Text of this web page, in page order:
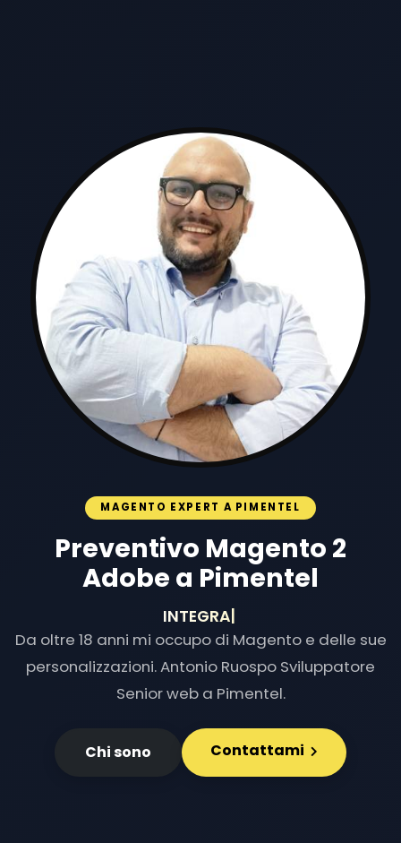
MAGENTO EXPERT A PIMENTEL
Preventivo Magento 2
Adobe a Pimentel
INTEGRAZIONI E
Da oltre 18 anni mi occupo di Magento e delle sue
personalizzazioni. Antonio Ruospo Sviluppatore
Senior web a Pimentel.
Chi sono Contattami